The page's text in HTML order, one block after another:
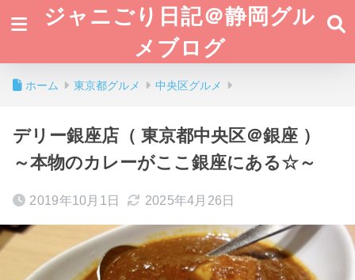
ジャニごり日記＠静岡グル
メブログ
ホーム 東京都グルメ 中央区グルメ
デリー銀座店（ 東京都中央区＠銀座 ）
～本物のカレーがここ銀座にある☆～
2019年10月1日 2025年4月26日